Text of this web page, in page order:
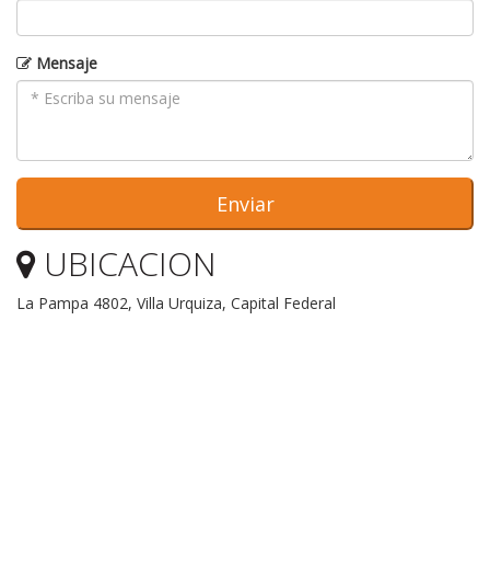
Mensaje
Enviar
UBICACION
La Pampa 4802, Villa Urquiza, Capital Federal